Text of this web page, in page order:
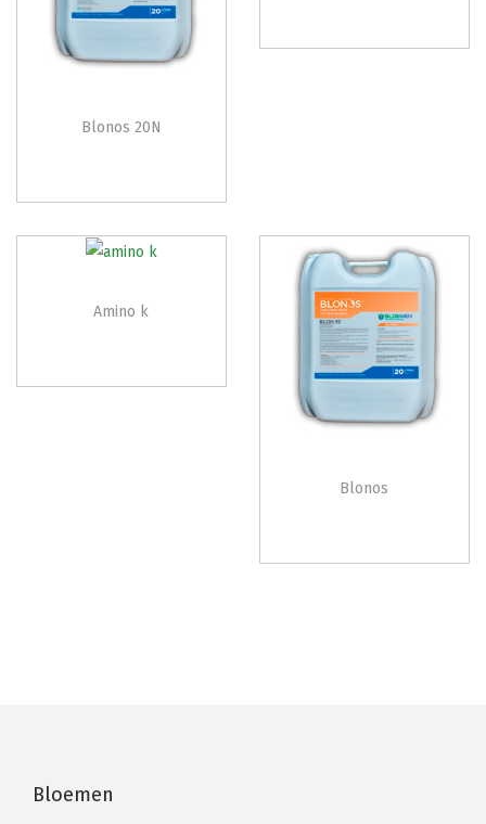
Blonos 20N
Amino k
Blonos
Bloemen